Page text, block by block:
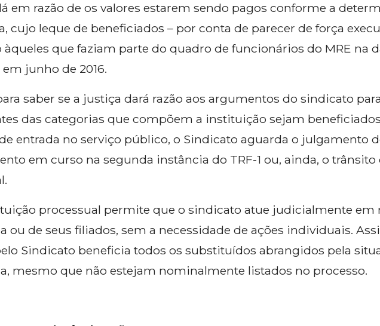
em razão de os valores estarem sendo pagos conforme a
cujo leque de beneficiados – por conta de parecer de força
que faziam parte do quadro de funcionários do MRE na
em junho de 2016.
saber se a justiça dará razão aos argumentos do sindicato
das categorias que compõem a instituição sejam
entrada no serviço público, o Sindicato aguarda o julgamento
em curso na segunda instância do TRF-1 ou, ainda, o
processual permite que o sindicato atue judicialmente em
ou de seus filiados, sem a necessidade de ações individuais.
Sindicato beneficia todos os substituídos abrangidos pela
mesmo que não estejam nominalmente listados no processo.